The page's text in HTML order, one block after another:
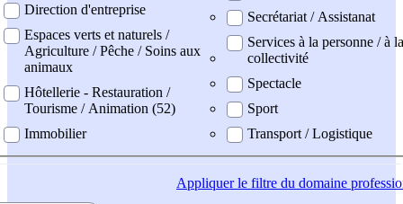
Direction d'entreprise
Espaces verts et naturels /
Agriculture / Pêche / Soins aux
animaux
Hôtellerie - Restauration /
Tourisme / Animation (52)
Immobilier
Secrétariat / Assistanat
Services à la personne / à la
collectivité
Spectacle
Sport
Transport / Logistique
Appliquerle filtre du domaine